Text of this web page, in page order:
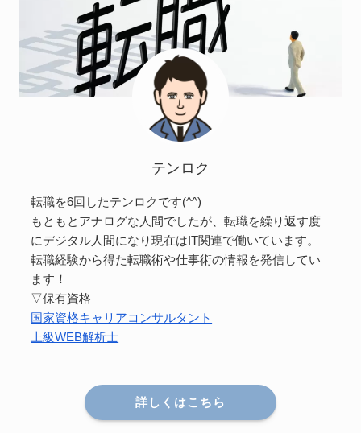
テンロク
転職を6回したテンロクです(^^)
もともとアナログな人間でしたが、転職を繰り返す度
にデジタル人間になり現在はIT関連で働いています。
転職経験から得た転職術や仕事術の情報を発信してい
ます！
▽保有資格
国家資格キャリアコンサルタント
上級WEB解析士
詳しくはこちら